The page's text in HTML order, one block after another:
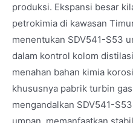
produksi. Ekspansi besar
petrokimia di kawasan
menentukan SDV541-S53
dalam kontrol kolom
menahan bahan kimia
khususnya pabrik turbin
mengandalkan SDV541-
umpan, memanfaatkan